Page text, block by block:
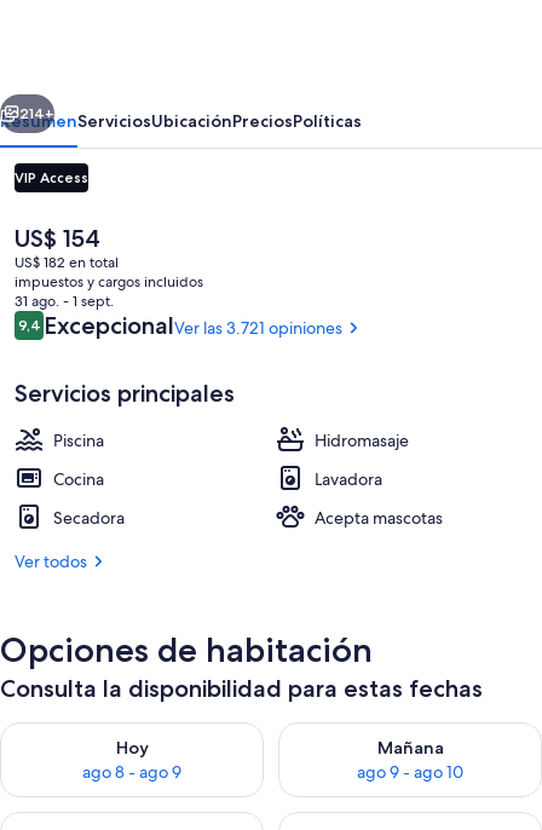
Siguiente
214+
ResumenServiciosUbicaciónPreciosPolíticas
VIP Access
El
precio
actual
es
de
US$ 154
US$ 154
US$ 182 en total
impuestos y cargos incluidos
31 ago. - 1 sept.
Opiniones
9,49,4 de 10
ExcepcionalVer las 3.721 opiniones
Servicios principales
Piscina
Hidromasaje
Cocina
Lavadora
Secadora
Acepta mascotas
Ver todos
Opciones de habitación
Consulta la disponibilidad para estas fechas
Hoy
ago 8 - ago 9
Consulta la disponibilidad para hoy ago 8 - ago 9
Mañana
ago 9 - ago 10
Consulta la disponibilidad
Consulta la disponibilidad para este fin de semana ago 14 -
Consulta la disponibilidad